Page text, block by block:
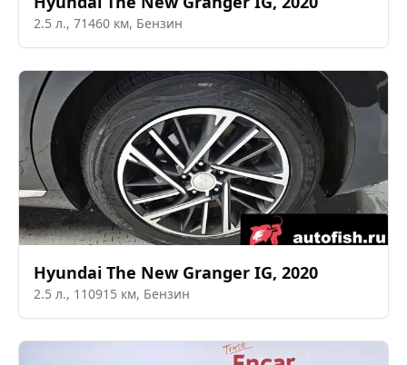
2.5 л., 71460 км, Бензин
Hyundai The New Granger IG, 2020
2.5 л., 110915 км, Бензин